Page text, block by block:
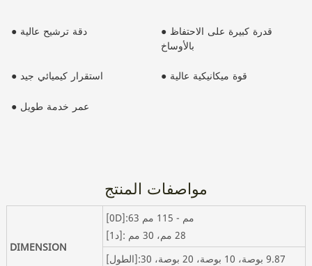
● دقة ترشيح عالية
● قدرة كبيرة على الاحتفاظ
بالأوساخ
● استقرار كيميائي جيد ● قوة ميكانيكية عالية
● عمر خدمة طويل
مواصفات المنتج
DIMENSION
[0D]:63 مم - 115 مم
[1د]: 28 مم، 30 مم
[الطول]:9.87 بوصة، 10 بوصة، 20 بوصة، 30